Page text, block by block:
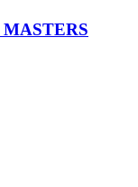
MASTERS